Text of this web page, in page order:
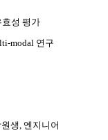
효성 평가
modal 연구
생, 엔지니어